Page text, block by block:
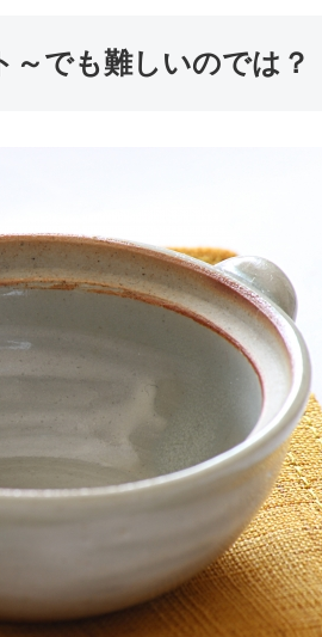
でも難しいのでは？